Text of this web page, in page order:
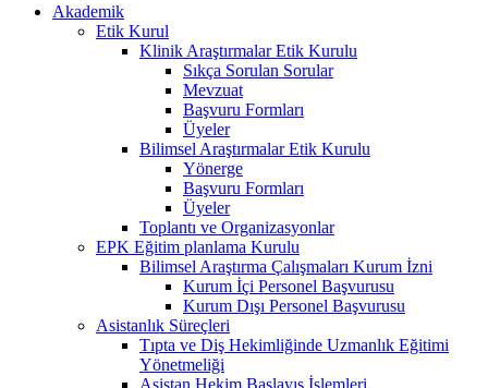
Akademik
Etik Kurul
Klinik Araştırmalar Etik Kurulu
Sıkça Sorulan Sorular
Mevzuat
Başvuru Formları
Üyeler
Bilimsel Araştırmalar Etik Kurulu
Yönerge
Başvuru Formları
Üyeler
Toplantı ve Organizasyonlar
EPK Eğitim planlama Kurulu
Bilimsel Araştırma Çalışmaları Kurum İzni
Kurum İçi Personel Başvurusu
Kurum Dışı Personel Başvurusu
Asistanlık Süreçleri
Tıpta ve Diş Hekimliğinde Uzmanlık Eğitimi
Yönetmeliği
Asistan Hekim Başlayış İşlemleri